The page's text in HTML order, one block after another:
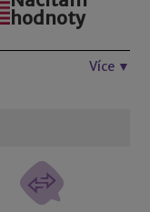
hodnoty
Více ▼